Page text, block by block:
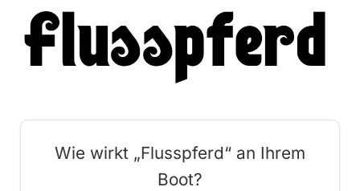
Wie wirkt „Flusspferd“ an Ihrem
Boot?